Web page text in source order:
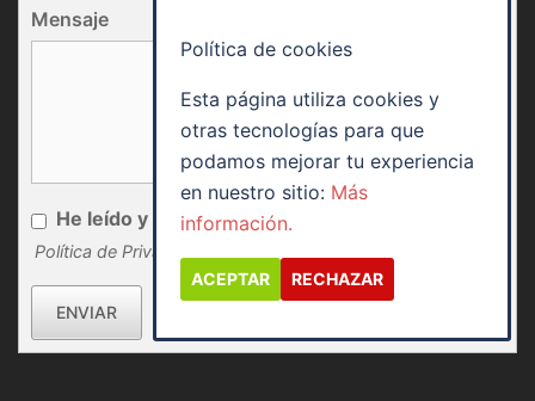
Mensaje
He leído y acepto
Política de Privacidad
ENVIAR
Política de cookies
Esta página utiliza cookies y
otras tecnologías para que
podamos mejorar tu experiencia
en nuestro sitio: Más
información.
ACEPTAR RECHAZAR